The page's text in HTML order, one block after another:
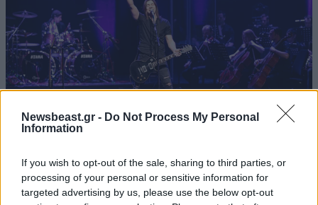
Newsbeast.gr - Do Not Process My Personal
Information
If you wish to opt-out of the sale, sharing to third parties, or
processing of your personal or sensitive information for
targeted advertising by us, please use the below opt-out
Το μήνυμα των Metallica για τη συναυλία στο ΟΑΚΑ:
«Δεν υπήρχε καλύτερος τρόπος να ξεκινήσουμε την
περιοδεία μας»